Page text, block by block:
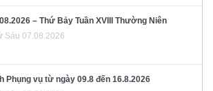
– Thứ Bảy Tuần XVIII Thường Niên
Sáu 07.08.2026
Phụng vụ từ ngày 09.8 đến 16.8.2026